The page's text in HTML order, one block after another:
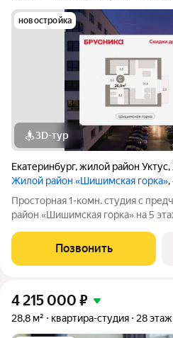
новостройка
3D-тур
Екатеринбург,жилой район Уктус,
Жилой район «Шишимская горка»
Просторная 1-комн. студия с
район «Шишимская горка» на 5
горка. Особенности планировки:
гардеробная, предчистовая
Позвонить
4 215 000 ₽
28,8 м² квартира-студия 28 этаж